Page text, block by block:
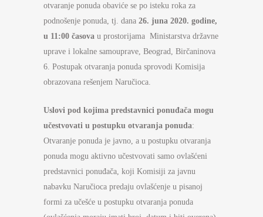
otvaranje ponuda obaviće se po isteku roka za
podnošenje ponuda, tj. dana 26. juna 2020. godine,
u 11:00 časova u prostorijama Ministarstva državne
uprave i lokalne samouprave, Beograd, Birčaninova
6. Postupak otvaranja ponuda sprovodi Komisija
obrazovana rešenjem Naručioca.
Uslovi pod kojima predstavnici ponuđača mogu
učestvovati u postupku otvaranja ponuda:
Otvaranje ponuda je javno, a u postupku otvaranja
ponuda mogu aktivno učestvovati samo ovlašćeni
predstavnici ponuđača, koji Komisiji za javnu
nabavku Naručioca predaju ovlašćenje u pisanoj
formi za učešće u postupku otvaranja ponuda